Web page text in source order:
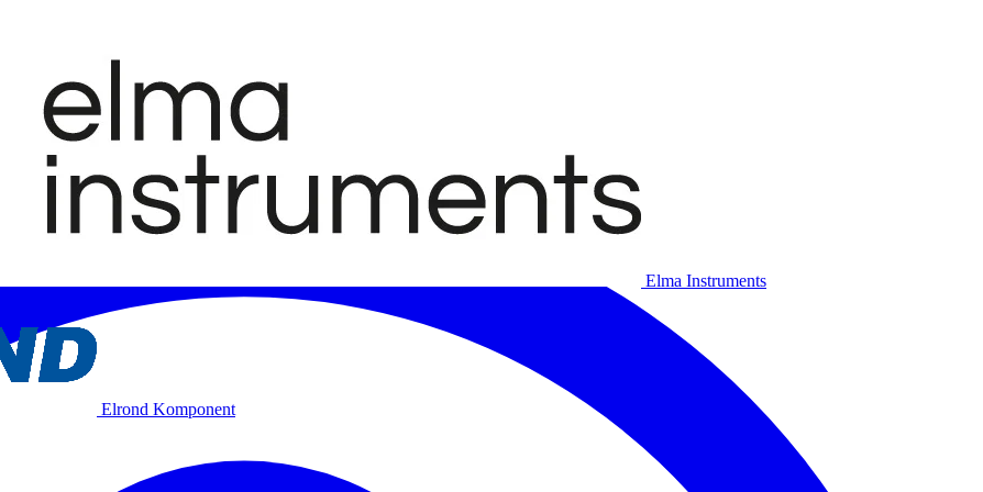
Elma Instruments
Elrond Komponent